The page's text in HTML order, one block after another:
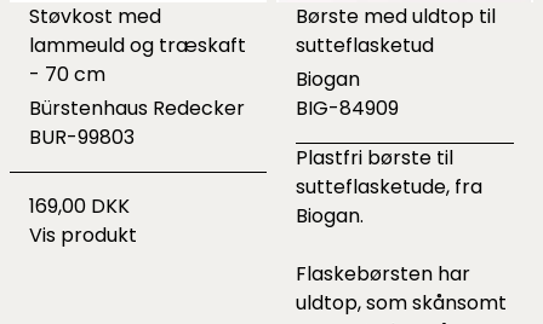
Støvkost med
lammeuld og træskaft
- 70 cm
Bürstenhaus Redecker
BUR-99803
169,00 DKK
Vis produkt
Børste med uldtop til
sutteflasketud
Biogan
BIG-84909
Plastfri børste til
sutteflasketude, fra
Biogan.
Flaskebørsten har
uldtop, som skånsomt